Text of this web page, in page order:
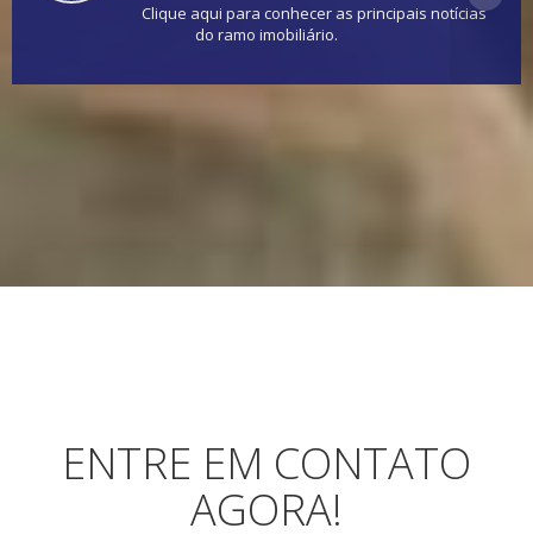
Clique aqui para conhecer as principais notícias
do ramo imobiliário.
ENTRE EM CONTATO
AGORA!